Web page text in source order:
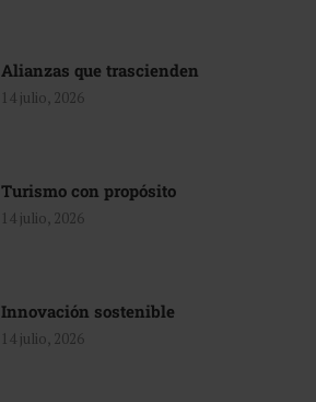
Alianzas que trascienden
14 julio, 2026
Turismo con propósito
14 julio, 2026
Innovación sostenible
14 julio, 2026